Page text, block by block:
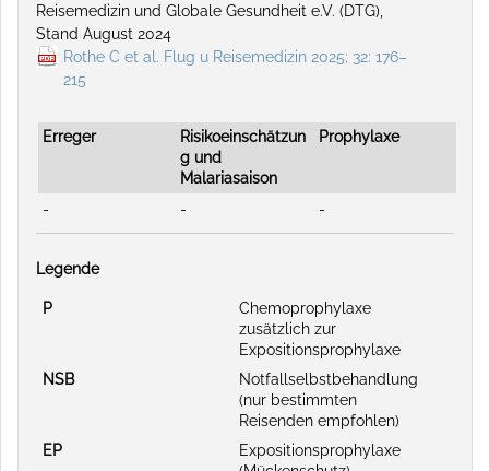
Reisemedizin und Globale Gesundheit e.V. (DTG),
Stand August 2024
Rothe C et al. Flug u Reisemedizin 2025; 32: 176–
215
Erreger
Risikoeinschätzun
g und
Malariasaison
Prophylaxe
- - -
Legende
P
Chemoprophylaxe
zusätzlich zur
Expositionsprophylaxe
NSB
Notfallselbstbehandlung
(nur bestimmten
Reisenden empfohlen)
EP
Expositionsprophylaxe